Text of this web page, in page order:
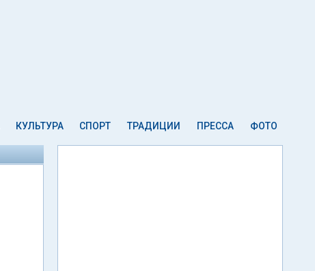
КУЛЬТУРА СПОРТ ТРАДИЦИИ ПРЕССА ФОТО